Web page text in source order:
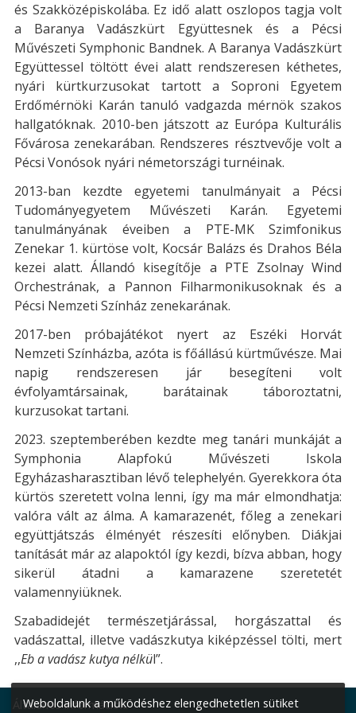
és Szakközépiskolába. Ez idő alatt oszlopos tagja volt
a Baranya Vadászkürt Együttesnek és a Pécsi
Művészeti Symphonic Bandnek. A Baranya Vadászkürt
Együttessel töltött évei alatt rendszeresen kéthetes,
nyári kürtkurzusokat tartott a Soproni Egyetem
Erdőmérnöki Karán tanuló vadgazda mérnök szakos
hallgatóknak. 2010-ben játszott az Európa Kulturális
Fővárosa zenekarában. Rendszeres résztvevője volt a
Pécsi Vonósok nyári németországi turnéinak.
2013-ban kezdte egyetemi tanulmányait a Pécsi
Tudományegyetem Művészeti Karán. Egyetemi
tanulmányának éveiben a PTE-MK Szimfonikus
Zenekar 1. kürtöse volt, Kocsár Balázs és Drahos Béla
kezei alatt. Állandó kisegítője a PTE Zsolnay Wind
Orchestrának, a Pannon Filharmonikusoknak és a
Pécsi Nemzeti Színház zenekarának.
2017-ben próbajátékot nyert az Eszéki Horvát
Nemzeti Színházba, azóta is főállású kürtművésze. Mai
napig rendszeresen jár besegíteni volt
évfolyamtársainak, barátainak táboroztatni,
kurzusokat tartani.
2023. szeptemberében kezdte meg tanári munkáját a
Symphonia Alapfokú Művészeti Iskola
Egyházasharasztiban lévő telephelyén. Gyerekkora óta
kürtös szeretett volna lenni, így ma már elmondhatja:
valóra vált az álma. A kamarazenét, főleg a zenekari
együttjátszás élményét részesíti előnyben. Diákjai
tanítását már az alapoktól így kezdi, bízva abban, hogy
sikerül átadni a kamarazene szeretetét
valamennyiüknek.
Szabadidejét természetjárással, horgászattal és
vadászattal, illetve vadászkutya kiképzéssel tölti, mert
,,Eb a vadász kutya nélkül”.
Általános információk:
Weboldalunk a működéshez elengedhetetlen sütiket